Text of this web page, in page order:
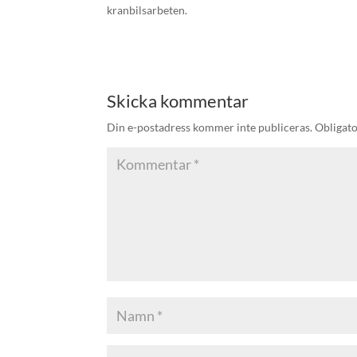
kranbilsarbeten.
Skicka kommentar
Din e-postadress kommer inte publiceras.